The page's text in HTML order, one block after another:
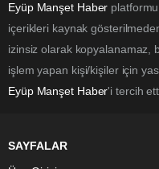
Eyüp Manşet Haber
içerikleri kaynak
izinsiz olarak kopyalanamaz,
işlem yapan kişi/kişiler için
Eyüp Manşet Haber'i tercih
SAYFALAR